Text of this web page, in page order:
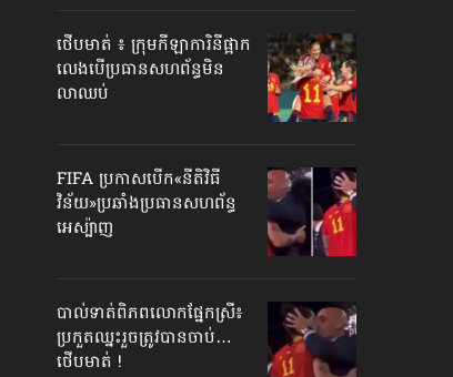
ថើបមាត់ ៖ ក្រុមកីឡាការិនី​ផ្អាក
លេង​​បើប្រធានសហព័ន្ធ​មិន
លាឈប់
FIFA ប្រកាសបើក​«នីតិវិធី
វិន័យ»​ប្រឆាំងប្រធានសហព័ន្ធ​
អេស្ប៉ាញ
បាល់ទាត់​ពិភពលោក​ផ្នែកស្រី៖
ប្រកួតឈ្នះរួច​ត្រូវបានចាប់…
ថើបមាត់ !